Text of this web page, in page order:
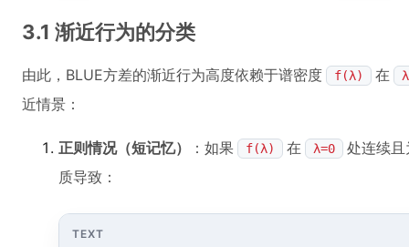
3.1 渐近行为的分类
由此，BLUE方差的渐近行为高度依赖于谱密度 f(λ) 在
近情景：
正则情况（短记忆） ：如果 f(λ) 在 λ=0
处连续且
质导致：
TEXT